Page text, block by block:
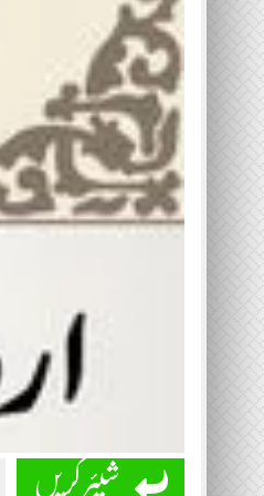
شیئر کریں